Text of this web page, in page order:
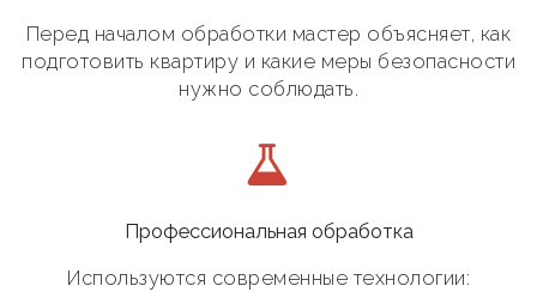
Перед началом обработки мастер объясняет, как
подготовить квартиру и какие меры безопасности
нужно соблюдать.
Профессиональная обработка
Используются современные технологии: